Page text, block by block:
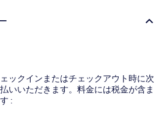
ックインまたはチェックアウト時に次
いいただきます。料金には税金が含ま
: